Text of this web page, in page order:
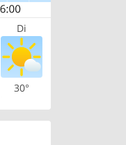
Di
30°